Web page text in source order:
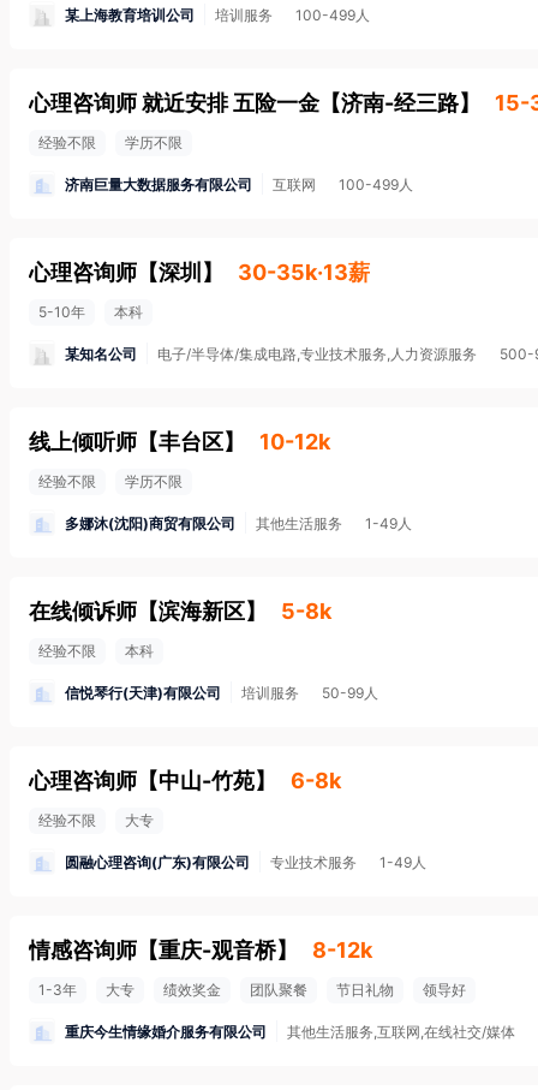
某上海教育培训公司 培训服务 100-499人
心理咨询师 就近安排 五险一金 【济南-经三路】 15-
经验不限 学历不限
济南巨量大数据服务有限公司 互联网 100-499人
心理咨询师 【深圳 】 30-35k·13薪
5-10年 本科
某知名公司 电子/半导体/集成电路,专业技术服务,人力资源服务 500-
线上倾听师 【丰台区】 10-12k
经验不限 学历不限
多娜沐(沈阳)商贸有限公司 其他生活服务 1-49人
在线倾诉师 【滨海新区】 5-8k
经验不限 本科
信悦琴行(天津)有限公司 培训服务 50-99人
心理咨询师 【中山-竹苑】 6-8k
经验不限 大专
圆融心理咨询(广东)有限公司 专业技术服务 1-49人
情感咨询师 【重庆-观音桥】 8-12k
1-3年 大专 绩效奖金 团队聚餐 节日礼物 领导好
重庆今生情缘婚介服务有限公司 其他生活服务,互联网,在线社交/媒体